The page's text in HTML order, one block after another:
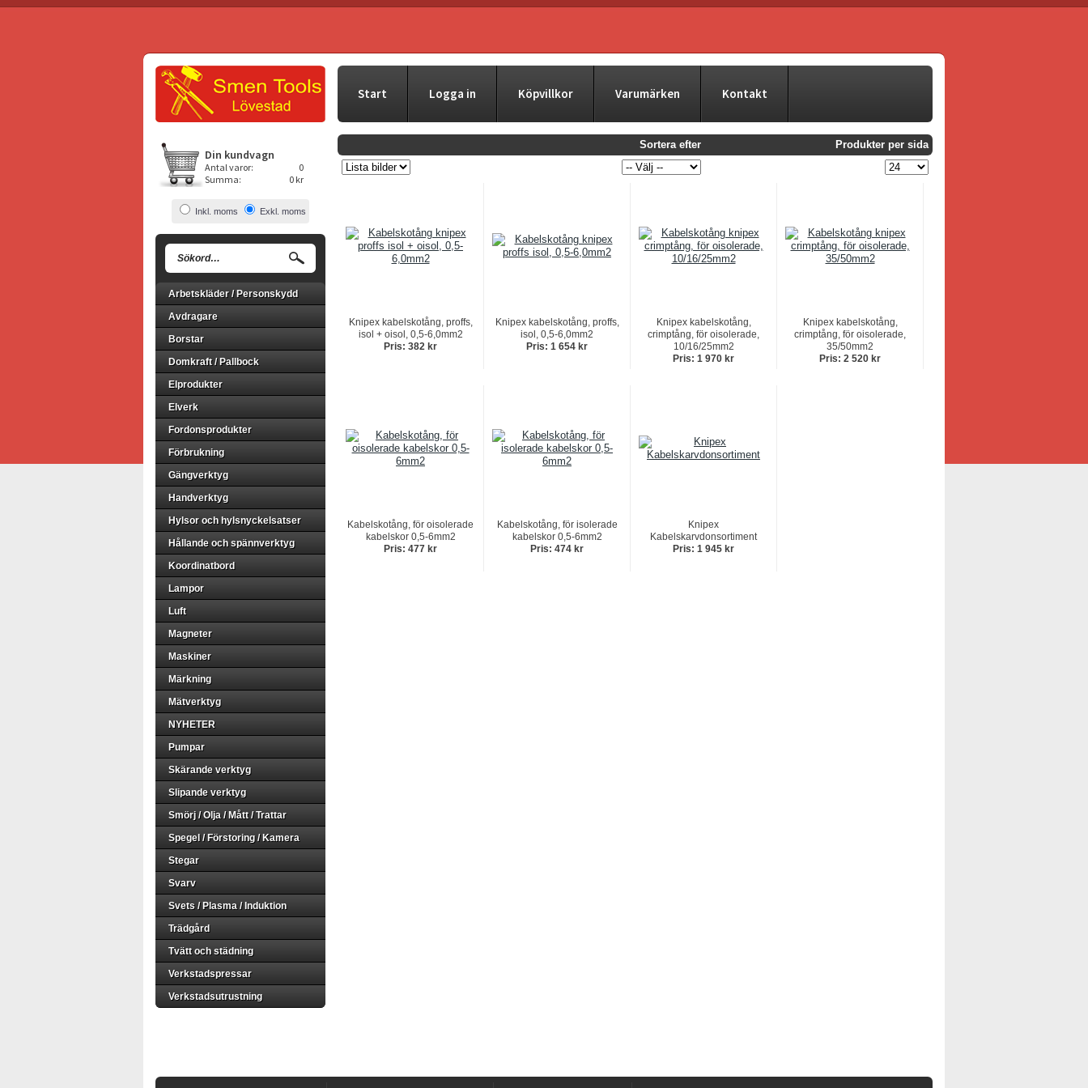
Start Logga in Köpvillkor Varumärken Kontakt
Din kundvagn
Antal varor:
0
Summa:
0 kr
Inkl. moms Exkl. moms
Arbetskläder / Personskydd
Avdragare
Borstar
Domkraft / Pallbock
Elprodukter
Elverk
Fordonsprodukter
Förbrukning
Gängverktyg
Handverktyg
Hylsor och hylsnyckelsatser
Hållande och spännverktyg
Koordinatbord
Lampor
Luft
Magneter
Maskiner
Märkning
Mätverktyg
NYHETER
Pumpar
Skärande verktyg
Slipande verktyg
Smörj / Olja / Mått / Trattar
Spegel / Förstoring / Kamera
Stegar
Svarv
Svets / Plasma / Induktion
Trädgård
Tvätt och städning
Verkstadspressar
Verkstadsutrustning
Sortera efter Produkter per sida
Knipex kabelskotång, proffs,
isol + oisol, 0,5-6,0mm2
Pris: 382 kr
Knipex kabelskotång, proffs,
isol, 0,5-6,0mm2
Pris: 1 654 kr
Knipex kabelskotång,
crimptång, för oisolerade,
10/16/25mm2
Pris: 1 970 kr
Knipex kabelskotång,
crimptång, för oisolerade,
35/50mm2
Pris: 2 520 kr
Kabelskotång, för oisolerade
kabelskor 0,5-6mm2
Pris: 477 kr
Kabelskotång, för isolerade
kabelskor 0,5-6mm2
Pris: 474 kr
Knipex
Kabelskarvdonsortiment
Pris: 1 945 kr